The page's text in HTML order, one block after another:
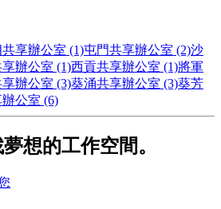
共享辦公室 (1)屯門共享辦公室 (2)沙
辦公室 (1)西貢共享辦公室 (1)將軍
辦公室 (3)葵涌共享辦公室 (3)葵芳
公室 (6)
想的工作空間。